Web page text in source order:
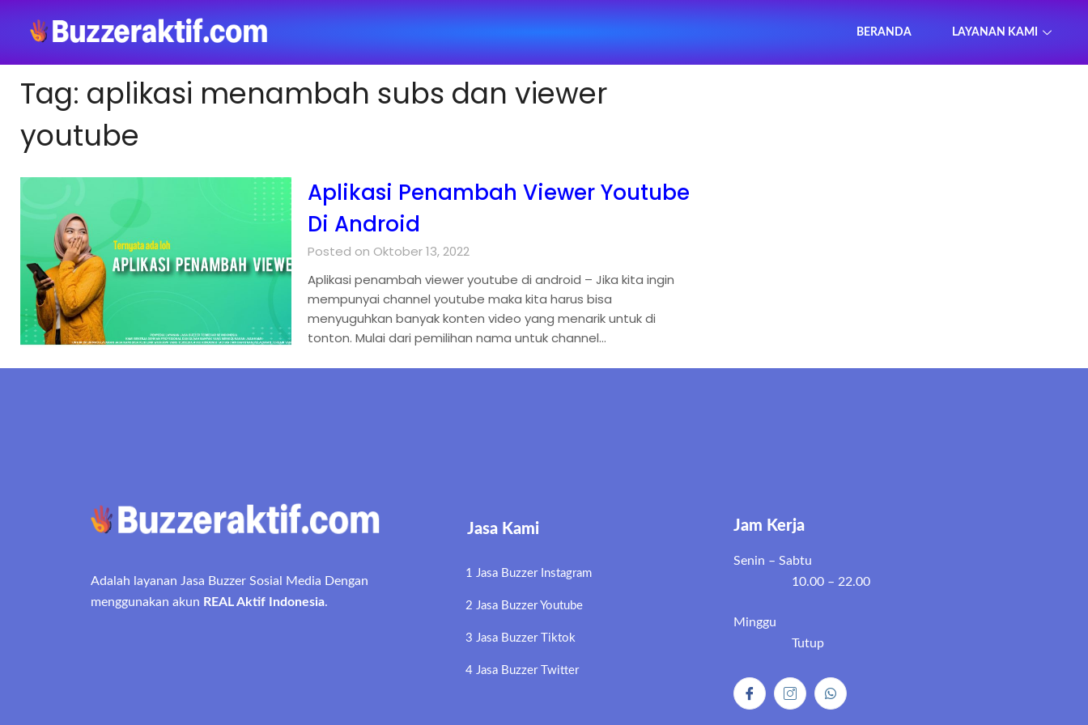
BERANDA LAYANAN KAMI
Tag: aplikasi menambah subs dan viewer
youtube
Aplikasi Penambah Viewer Youtube
Di Android
Posted on Oktober 13, 2022
Aplikasi penambah viewer youtube di android – Jika kita ingin
mempunyai channel youtube maka kita harus bisa
menyuguhkan banyak konten video yang menarik untuk di
tonton. Mulai dari pemilihan nama untuk channel…
Adalah layanan Jasa Buzzer Sosial Media Dengan
menggunakan akun REAL Aktif Indonesia.
Jasa Kami
1 Jasa Buzzer Instagram
2 Jasa Buzzer Youtube
3 Jasa Buzzer Tiktok
4 Jasa Buzzer Twitter
Jam Kerja
Senin – Sabtu
10.00 – 22.00
Minggu
Tutup